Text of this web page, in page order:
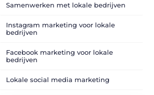
Samenwerken met lokale bedrijven
Instagram marketing voor lokale
bedrijven
Facebook marketing voor lokale
bedrijven
Lokale social media marketing